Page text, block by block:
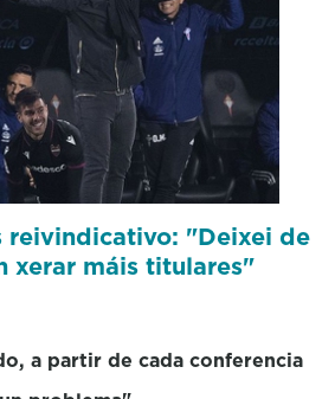
reivindicativo: "Deixei de
xerar máis titulares"
a partir de cada conferencia